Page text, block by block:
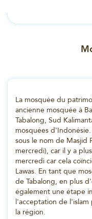
La mosquée du
ancienne mosquée à
Tabalong, Sud
mosquées
sous le nom de Masjid
mercredi), car il y a
mercredi car cela
Lawas. En tant que
de Tabalong, en plus
également une étape
l'acceptation de
la région.